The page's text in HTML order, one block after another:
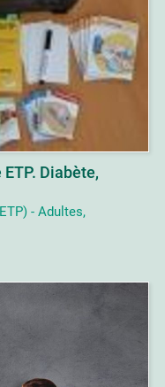
Diabète,
- Adultes,